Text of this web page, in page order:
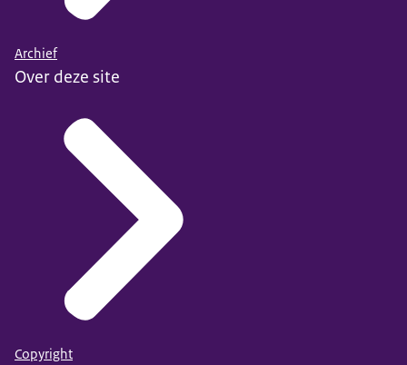
Archief
Over deze site
Copyright